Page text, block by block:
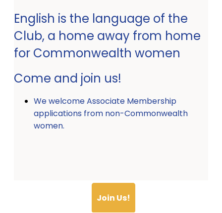
English is the language of the
Club, a home away from home
for Commonwealth women
Come and join us!
We welcome Associate Membership
applications from non-Commonwealth
women.
Join Us!